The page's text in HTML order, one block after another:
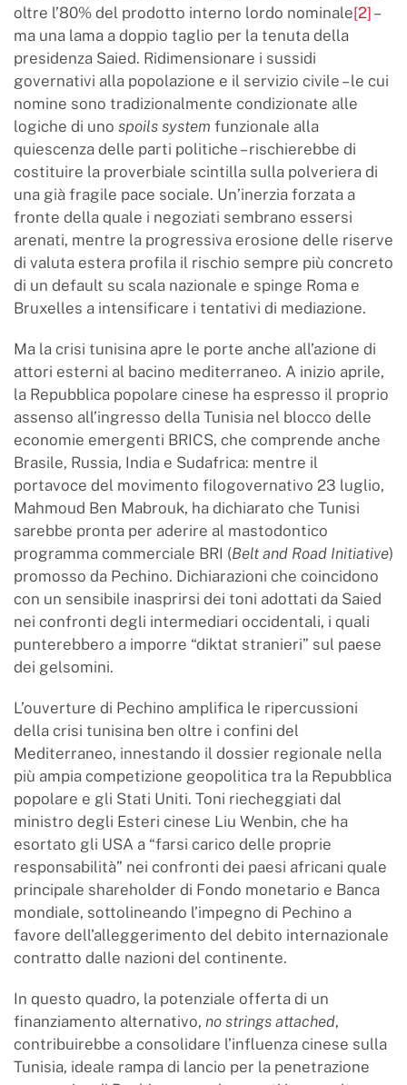
oltre l’80% del prodotto interno lordo nominale[2] –
ma una lama a doppio taglio per la tenuta della
presidenza Saied. Ridimensionare i sussidi
governativi alla popolazione e il servizio civile – le cui
nomine sono tradizionalmente condizionate alle
logiche di uno spoils system funzionale alla
quiescenza delle parti politiche – rischierebbe di
costituire la proverbiale scintilla sulla polveriera di
una già fragile pace sociale. Un’inerzia forzata a
fronte della quale i negoziati sembrano essersi
arenati, mentre la progressiva erosione delle riserve
di valuta estera profila il rischio sempre più concreto
di un default su scala nazionale e spinge Roma e
Bruxelles a intensificare i tentativi di mediazione.
Ma la crisi tunisina apre le porte anche all’azione di
attori esterni al bacino mediterraneo. A inizio aprile,
la Repubblica popolare cinese ha espresso il proprio
assenso all’ingresso della Tunisia nel blocco delle
economie emergenti BRICS, che comprende anche
Brasile, Russia, India e Sudafrica: mentre il
portavoce del movimento filogovernativo 23 luglio,
Mahmoud Ben Mabrouk, ha dichiarato che Tunisi
sarebbe pronta per aderire al mastodontico
programma commerciale BRI (Belt and Road Initiative)
promosso da Pechino. Dichiarazioni che coincidono
con un sensibile inasprirsi dei toni adottati da Saied
nei confronti degli intermediari occidentali, i quali
punterebbero a imporre “diktat stranieri” sul paese
dei gelsomini.
L’ouverture di Pechino amplifica le ripercussioni
della crisi tunisina ben oltre i confini del
Mediterraneo, innestando il dossier regionale nella
più ampia competizione geopolitica tra la Repubblica
popolare e gli Stati Uniti. Toni riecheggiati dal
ministro degli Esteri cinese Liu Wenbin, che ha
esortato gli USA a “farsi carico delle proprie
responsabilità” nei confronti dei paesi africani quale
principale shareholder di Fondo monetario e Banca
mondiale, sottolineando l’impegno di Pechino a
favore dell’alleggerimento del debito internazionale
contratto dalle nazioni del continente.
In questo quadro, la potenziale offerta di un
finanziamento alternativo, no strings attached,
contribuirebbe a consolidare l’influenza cinese sulla
Tunisia, ideale rampa di lancio per la penetrazione